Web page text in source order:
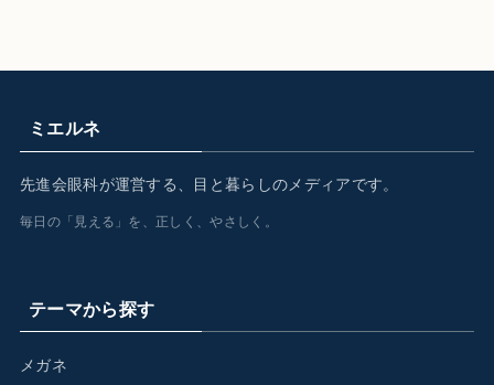
ミエルネ
先進会眼科が運営する、目と暮らしのメディアです。
毎日の「見える」を、正しく、やさしく。
テーマから探す
メガネ